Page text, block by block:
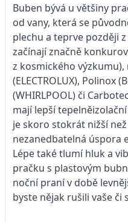
Buben bývá u většiny
od vany, která se
plechu a teprve později
začínají značně
z kosmického
(ELECTROLUX), Polinox
(WHIRLPOOL) či
mají lepší
je skoro stokrát nižší
nezanedbatelná úspora
Lépe také tlumí hluk a
pračku s plastovým
noční praní v době
byste nějak rušili vaše či